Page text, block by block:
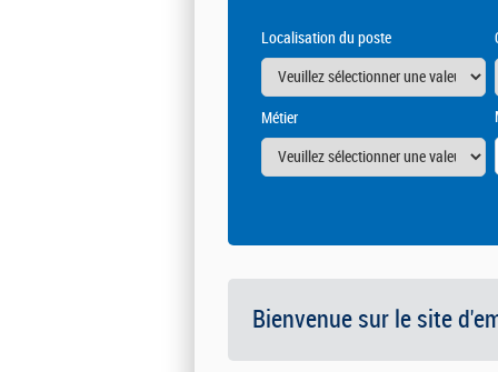
Localisation du poste
Métier
Bienvenue sur le site